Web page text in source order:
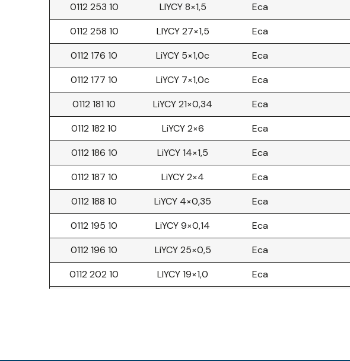
0112 253 10
LIYCY 8×1,5 Eca
0112 258 10
LIYCY 27×1,5 Eca
0112 176 10
LiYCY 5×1,0c Eca
0112 177 10
LiYCY 7×1,0c Eca
0112 181 10
LiYCY 21×0,34 Eca
0112 182 10
LiYCY 2×6 Eca
0112 186 10
LiYCY 14×1,5 Eca
0112 187 10
LiYCY 2×4 Eca
0112 188 10
LiYCY 4×0,35 Eca
0112 195 10
LiYCY 9×0,14 Eca
0112 196 10
LiYCY 25×0,5 Eca
0112 202 10
LIYCY 19×1,0 Eca